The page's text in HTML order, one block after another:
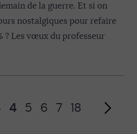
de la guerre. Et si on
nostalgiques pour refaire
? Les vœux du professeur
4 5 6 7 18